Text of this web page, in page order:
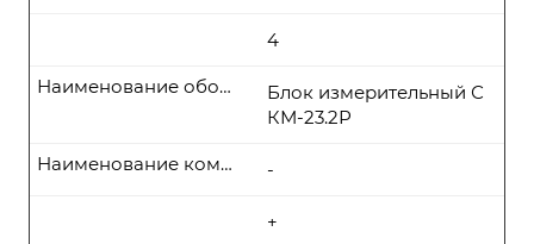
4
Блок измерительный С
КМ-23.2Р
Наименование оборудования
-
Наименование комплекта поставки
+